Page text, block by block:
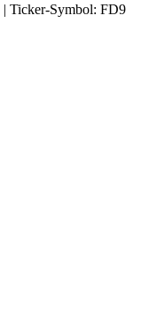
| Ticker-Symbol: FD9